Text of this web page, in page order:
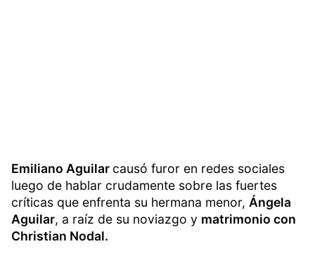
Emiliano Aguilar causó furor en redes sociales
luego de hablar crudamente sobre las fuertes
críticas que enfrenta su hermana menor, Ángela
Aguilar, a raíz de su noviazgo y matrimonio con
Christian Nodal.